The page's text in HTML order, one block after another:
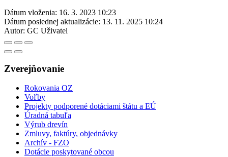
Dátum vloženia: 16. 3. 2023 10:23
Dátum poslednej aktualizácie: 13. 11. 2025 10:24
Autor: GC Uživatel
Zverejňovanie
Rokovania OZ
Voľby
Projekty podporené dotáciami štátu a EÚ
Úradná tabuľa
Výrub drevín
Zmluvy, faktúry, objednávky
Archív - FZO
Dotácie poskytované obcou